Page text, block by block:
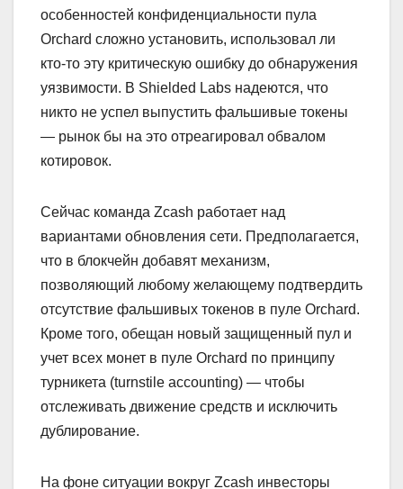
особенностей конфиденциальности пула
Orchard сложно установить, использовал ли
кто-то эту критическую ошибку до обнаружения
уязвимости. В Shielded Labs надеются, что
никто не успел выпустить фальшивые токены
— рынок бы на это отреагировал обвалом
котировок.
Сейчас команда Zcash работает над
вариантами обновления сети. Предполагается,
что в блокчейн добавят механизм,
позволяющий любому желающему подтвердить
отсутствие фальшивых токенов в пуле Orchard.
Кроме того, обещан новый защищенный пул и
учет всех монет в пуле Orchard по принципу
турникета (turnstile accounting) — чтобы
отслеживать движение средств и исключить
дублирование.
На фоне ситуации вокруг Zcash инвесторы